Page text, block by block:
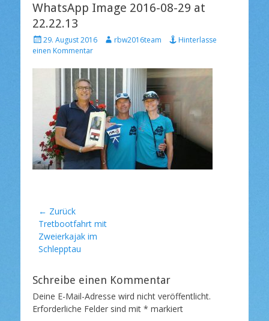
WhatsApp Image 2016-08-29 at
22.22.13
V
e
ö
c
h
29. August 2016
A
o
rbw2016team
Hinterlasse
einen Kommentar
Beitragsnavigation
← Zurück
Vorheriger
Beitrag:
Tretbootfahrt mit
Zweierkajak im
Schlepptau
Schreibe einen Kommentar
Deine E-Mail-Adresse wird nicht veröffentlicht.
Erforderliche Felder sind mit * markiert